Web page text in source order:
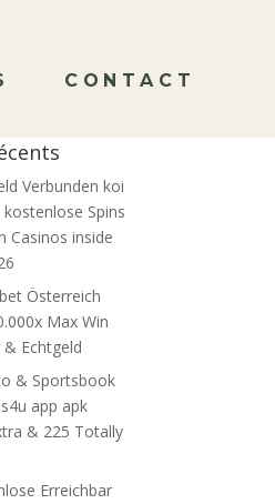
CONTACT
Verbunden koi
Spins
Casinos inside
Österreich
Max Win
Echtgeld
& Sportsbook
app apk
& 225 Totally
Erreichbar